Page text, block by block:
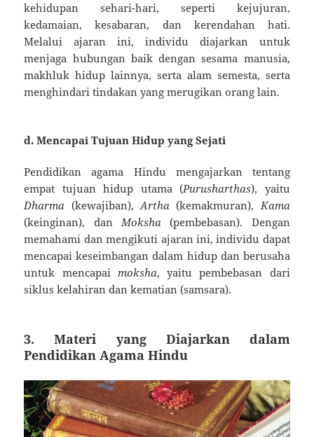
kehidupan sehari-hari, seperti kejujuran,
kedamaian, kesabaran, dan kerendahan hati.
Melalui ajaran ini, individu diajarkan untuk
menjaga hubungan baik dengan sesama manusia,
makhluk hidup lainnya, serta alam semesta, serta
menghindari tindakan yang merugikan orang lain.
d.Mencapai Tujuan Hidup yang Sejati
Pendidikan agama Hindu mengajarkan tentang
empat tujuan hidup utama (Purusharthas), yaitu
Dharma (kewajiban),Artha (kemakmuran),Kama
(keinginan), danMoksha (pembebasan). Dengan
memahami dan mengikuti ajaran ini, individu dapat
mencapai keseimbangan dalam hidup dan berusaha
untuk mencapai moksha, yaitu pembebasan dari
siklus kelahiran dan kematian (samsara).
3.Materi yang Diajarkan dalam
Pendidikan Agama Hindu